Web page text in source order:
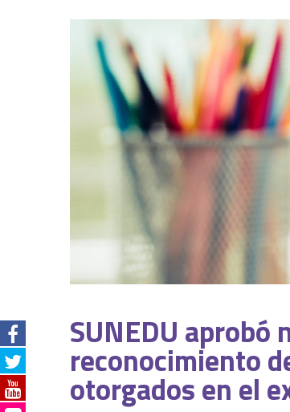
SUNEDU aprobó
reconocimiento
otorgados en el